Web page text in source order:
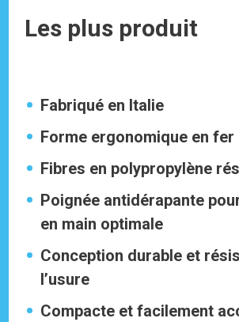
Les plus produit
Fabriqué en Italie
Forme ergonomique en fer
Fibres en polypropylène
Poignée antidérapante
en main optimale
Conception durable et
l’usure
Compacte et facilement